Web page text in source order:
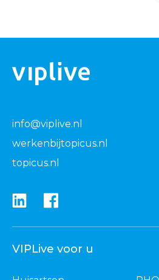
info@viplive.nl
werkenbijtopicus.nl
topicus.nl
VIPLive voor u